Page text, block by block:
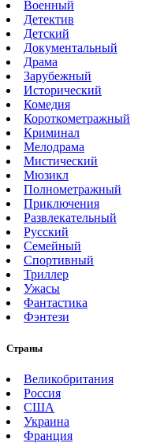
Военный
Детектив
Детский
Документальный
Драма
Зарубежный
Исторический
Комедия
Короткометражный
Криминал
Мелодрама
Мистический
Мюзикл
Полнометражный
Приключения
Развлекательный
Русский
Семейный
Спортивный
Триллер
Ужасы
Фантастика
Фэнтези
Страны
Великобритания
Россия
США
Украина
Франция